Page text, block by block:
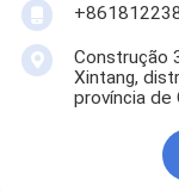
Construção
Xintang,
província de